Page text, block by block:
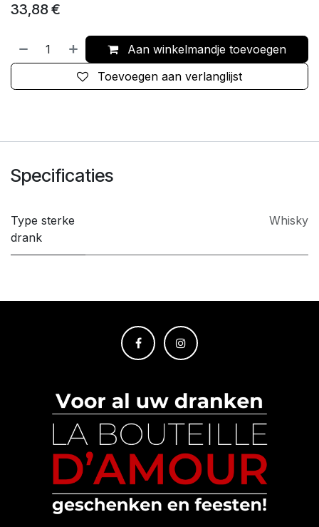
33,88€
Aan winkelmandje toevoegen
Toevoegen aan verlanglijst
Specificaties
Type sterke
drank
Whisky